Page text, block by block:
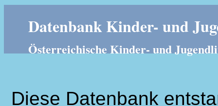
Datenbank Kinder- und
Österreichische Kinder- und
Diese Datenbank